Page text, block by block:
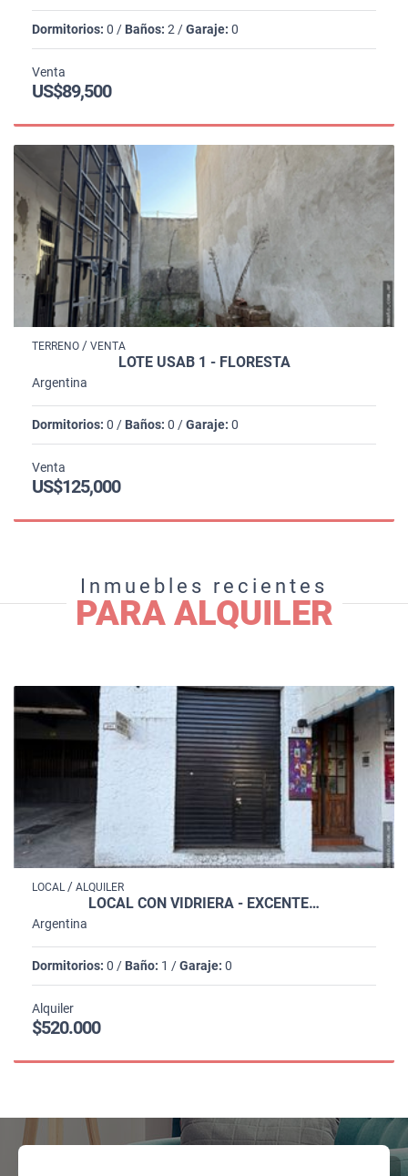
Dormitorios: 0 / Baños: 2 /Garaje: 0
Venta
US$89,500
TERRENO / VENTA
LOTE USAB 1 - FLORESTA
Argentina
Dormitorios: 0 / Baños: 0 /Garaje: 0
Venta
US$125,000
Inmuebles recientes
PARA ALQUILER
LOCAL / ALQUILER
LOCAL CON VIDRIERA - EXCENTE…
Argentina
Dormitorios: 0 / Baño: 1 /Garaje: 0
Alquiler
$520.000